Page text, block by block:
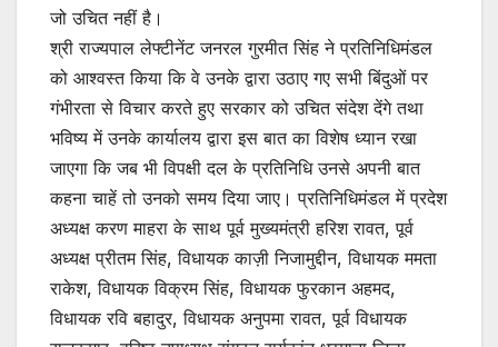
जो उचित नहीं है।
श्री राज्यपाल लेफ्टीनेंट जनरल गुरमीत सिंह ने प्रतिनिधिमंडल
को आश्वस्त किया कि वे उनके द्वारा उठाए गए सभी बिंदुओं पर
गंभीरता से विचार करते हुए सरकार को उचित संदेश देंगे तथा
भविष्य में उनके कार्यालय द्वारा इस बात का विशेष ध्यान रखा
जाएगा कि जब भी विपक्षी दल के प्रतिनिधि उनसे अपनी बात
कहना चाहें तो उनको समय दिया जाए। प्रतिनिधिमंडल में प्रदेश
अध्यक्ष करण माहरा के साथ पूर्व मुख्यमंत्री हरिश रावत, पूर्व
अध्यक्ष प्रीतम सिंह, विधायक काज़ी निजामुद्दीन, विधायक ममता
राकेश, विधायक विक्रम सिंह, विधायक फुरकान अहमद,
विधायक रवि बहादुर, विधायक अनुपमा रावत, पूर्व विधायक